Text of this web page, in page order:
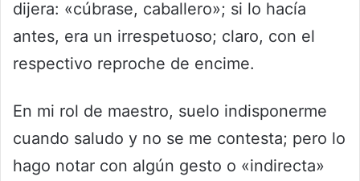
dijera: «cúbrase, caballero»; si lo hacía
antes, era un irrespetuoso; claro, con el
respectivo reproche de encime.
En mi rol de maestro, suelo indisponerme
cuando saludo y no se me contesta; pero lo
hago notar con algún gesto o «indirecta»